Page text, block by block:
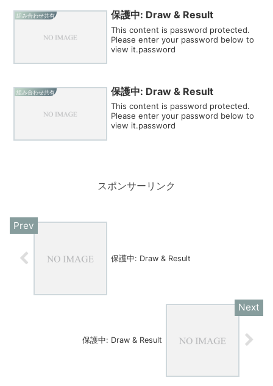
組み合わせ共有 保護中: Draw & Result
This content is password protected.
Please enter your password below to
view it.password
組み合わせ共有 保護中: Draw & Result
This content is password protected.
Please enter your password below to
view it.password
スポンサーリンク
保護中: Draw & Result
保護中: Draw & Result